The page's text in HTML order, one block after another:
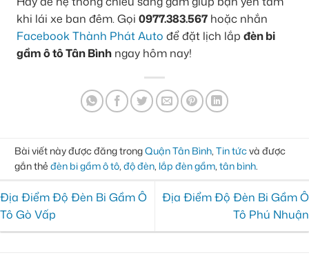
khi lái xe ban đêm. Gọi 0977.383.567 hoặc nhắn
Facebook Thành Phát Auto để đặt lịch lắp đèn bi
gầm ô tô Tân Bình ngay hôm nay!
Bài viết này được đăng trongQuận Tân Bình Tin tứcvà được
gắn thẻ đèn bi gầm ô tô độ đèn lắp đèn gầm tân bình
Địa Điểm Độ Đèn Bi Gầm Ô
Tô Gò Vấp
Địa Điểm Độ Đèn Bi Gầm Ô
Tô Phú Nhuận